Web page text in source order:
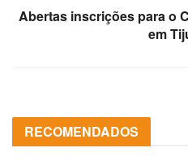
Abertas inscrições para o
em
RECOMENDADOS